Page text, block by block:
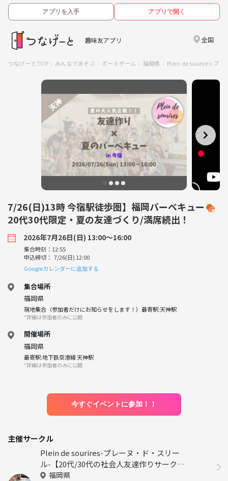
アプリを入手 アプリで開く
趣味友アプリ 全国
つなげーとTOP みんなであそぶ ボードゲーム 福岡県 Plein de sourires-プレ
7/26(日)13時 今宿駅徒歩圏】福岡バーベキュー🍖
20代30代限定・夏の友達づくり/満席続出！
2026年7月26日(日) 13:00〜16:00
集合時刻：12:55
申込締切： 7/26(日) 12:00
Googleカレンダーに追加する
集合場所
福岡県
現地集合（参加者だけにお知らせをします！）最寄駅:天神駅
*詳細は参加者のみに公開
開催場所
福岡県
最寄駅:地下鉄空港線 天神駅
*詳細は参加者のみに公開
今すぐイベントに参加！！
主催サークル
Plein de sourires-プレーヌ・ド・スリー
ル-【20代/30代の社会人友達作りサーク
ル】福岡県